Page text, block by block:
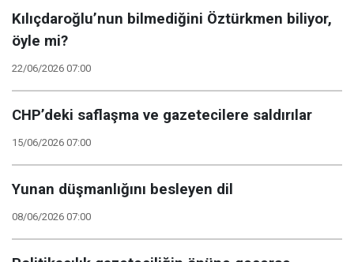
Kılıçdaroğlu’nun bilmediğini Öztürkmen biliyor,
öyle mi?
22/06/2026 07:00
CHP’deki saflaşma ve gazetecilere saldırılar
15/06/2026 07:00
Yunan düşmanlığını besleyen dil
08/06/2026 07:00